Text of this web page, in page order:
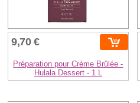
9,70 €
Préparation pour Crème Brûlée -
Hulala Dessert - 1 L